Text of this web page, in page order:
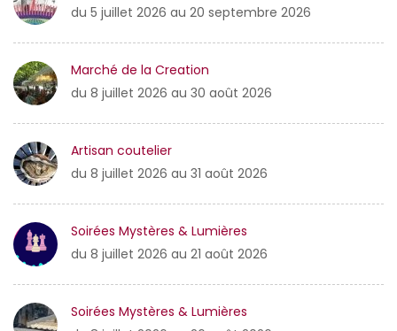
du 5 juillet 2026 au 20 septembre 2026
Marché de la Creation
du 8 juillet 2026 au 30 août 2026
Artisan coutelier
du 8 juillet 2026 au 31 août 2026
Soirées Mystères & Lumières
du 8 juillet 2026 au 21 août 2026
Soirées Mystères & Lumières